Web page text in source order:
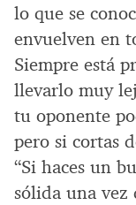
lo que se
envuelven en
Siempre está
llevarlo muy
tu oponente
pero si cortas
“Si haces un
sólida una vez